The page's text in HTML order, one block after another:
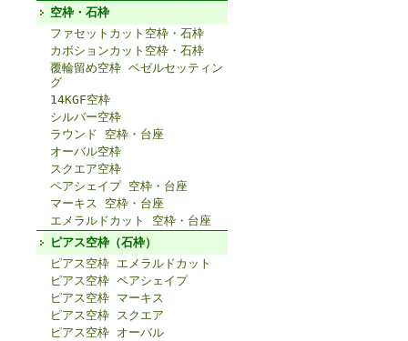
空枠・石枠
ファセットカット空枠・石枠
カボションカット空枠・石枠
覆輪留め空枠 ベゼルセッティン
グ
14KGF空枠
シルバー空枠
ラウンド 空枠・台座
オーバル空枠
スクエア空枠
ペアシェイプ 空枠・台座
マーキス 空枠・台座
エメラルドカット 空枠・台座
ピアス空枠（石枠）
ピアス空枠 エメラルドカット
ピアス空枠 ペアシェイプ
ピアス空枠 マーキス
ピアス空枠 スクエア
ピアス空枠 オーバル